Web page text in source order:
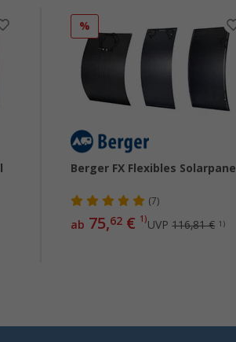
%
Berger FX Flexibles Solarpanel
(7)
ab 75,62 € 1)UVP116,81 € 1)